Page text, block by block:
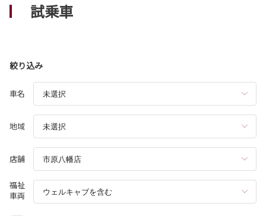
試乗車
絞り込み
車名
地域
店舗
福祉
車両